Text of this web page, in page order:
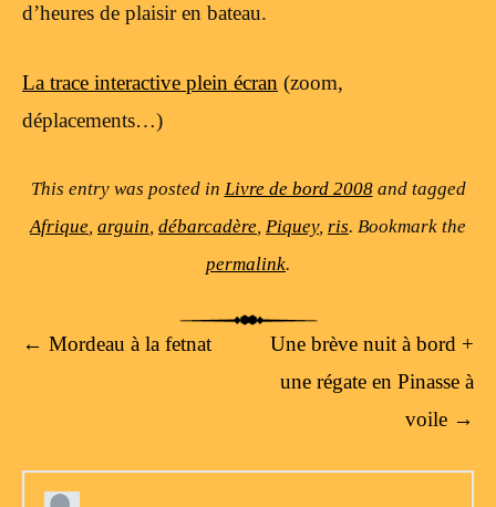
d’heures de plaisir en bateau.
La trace interactive plein écran (zoom,
déplacements…)
This entry was posted in Livre de bord 2008and tagged
Afrique, arguin, débarcadère, Piquey, ris. Bookmark the
permalink.
Post navigation
← Mordeau à la fetnat
Une brève nuit à bord +
une régate en Pinasse à
voile →